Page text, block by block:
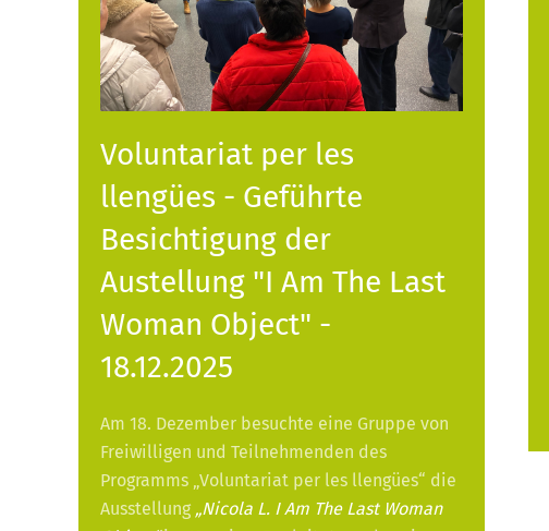
Voluntariat per les
llengües - Geführte
Besichtigung der
Austellung "I Am The Last
Woman Object" -
18.12.2025
Am 18. Dezember besuchte eine Gruppe von
Freiwilligen und Teilnehmenden des
Programms „Voluntariat per les llengües“ die
Ausstellung „Nicola L. I Am The Last Woman